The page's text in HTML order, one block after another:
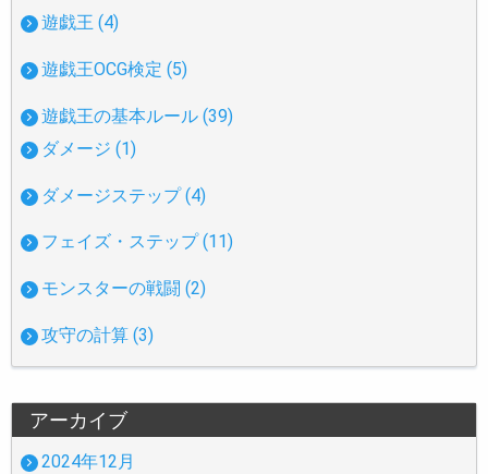
遊戯王 (4)
遊戯王OCG検定 (5)
遊戯王の基本ルール (39)
ダメージ (1)
ダメージステップ (4)
フェイズ・ステップ (11)
モンスターの戦闘 (2)
攻守の計算 (3)
アーカイブ
2024年12月